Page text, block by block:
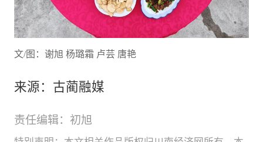
文/图：谢旭 杨璐霜 卢芸 唐艳
来源：古蔺融媒
责任编辑：初旭